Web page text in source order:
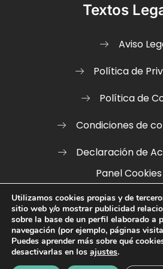
Textos
Aviso
Política de
Política de
Condiciones de
Declaración de
Panel Cookies
Gemarlo © Desarrollado Con
Utilizamos cookies propias y de
sitio web y/o mostrar publicidad
sobre la base de un perfil elaborado a
navegación (por ejemplo, páginas
Puedes aprender más sobre qué
desactivarlas en los ajustes.